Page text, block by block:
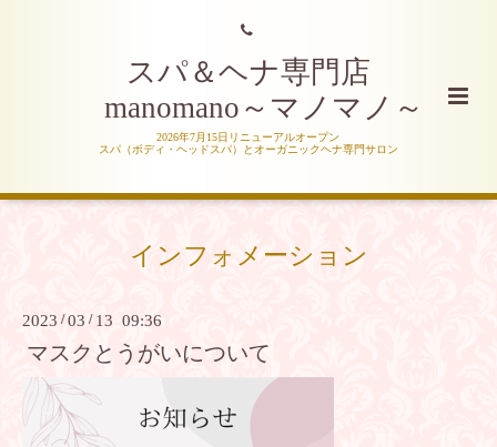
スパ＆ヘナ専門店
manomano～マノマノ～
2026年7月15日リニューアルオープン
スパ（ボディ・ヘッドスパ）とオーガニックヘナ専門サロン
インフォメーション
2023 /03 / 13 09:36
マスクとうがいについて